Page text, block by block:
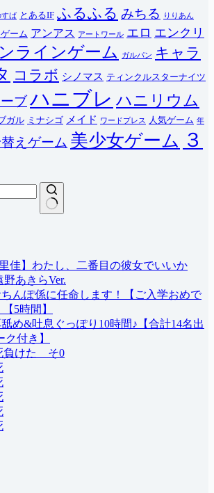
すば とあるIF ふるふる みちる りりあん
ーム アンアス アートワール エロ エンクリ
ラインゲーム ガルパン
キャラ
コラボ シノマス ティンクルスターナイツ
ブハニブレ ハニリウム
ガル ミナシゴ メイド ワードプレス 人気ゲーム 年
えゲーム 美少女ゲーム ３
里佳】わたし、二番目の彼女でいいか
あきらVer.
ちんぽ係に任命します！【ご入学おめで
5時間】
舐め&吐息ぐっぽり10時間♪【合計14名出
付き】
けた そ0